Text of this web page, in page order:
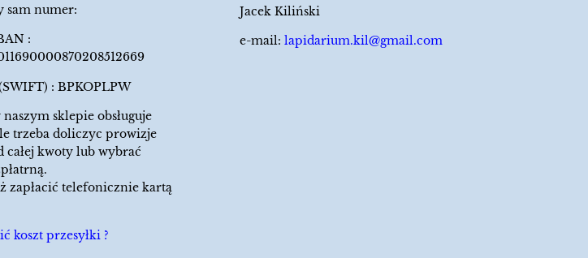
sam numer:
:
: BPKOPLPW
sklepie obsługuje
trzeba doliczyc prowizje
całej kwoty lub wybrać
zapłacić telefonicznie kartą
koszt przesyłki ?
Jacek Kiliński
e-mail: lapidarium.kil@gmail.com